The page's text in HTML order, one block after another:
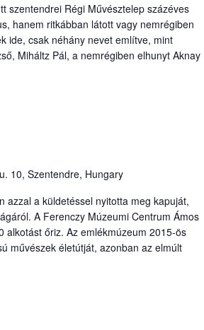
szentendrei Régi Művésztelep százéves
hanem ritkábban látott vagy nemrégiben
ide, csak néhány nevet említve, mint
Miháltz Pál, a nemrégiben elhunyt Aknay
10, Szentendre, Hungary
azzal a küldetéssel nyitotta meg kapuját,
A Ferenczy Múzeumi Centrum Ámos
alkotást őriz. Az emlékmúzeum 2015-ös
művészek életútját, azonban az elmúlt